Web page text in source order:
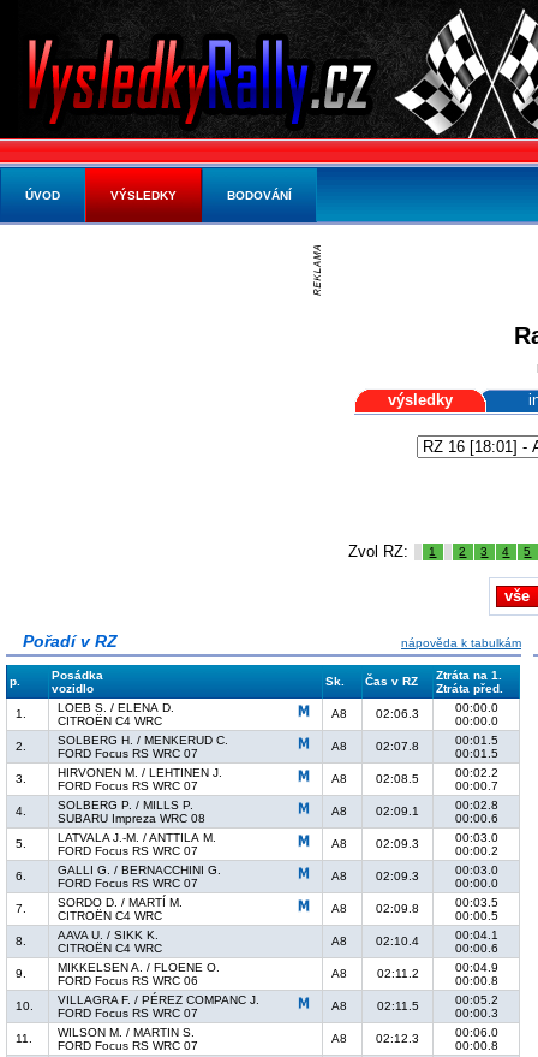
výsledky
Zvol RZ: 1 2 3 4 5
vše
Pořadí v RZ nápověda k tabulkám
p.
Posádka
vozidlo
Sk. Čas v RZ
Ztráta na 1.
Ztráta před.
1.
LOEB S. / ELENA D.
CITROËN C4 WRC
A8 02:06.3
00:00.0
00:00.0
2.
SOLBERG H. / MENKERUD C.
FORD Focus RS WRC 07
A8 02:07.8
00:01.5
00:01.5
3.
HIRVONEN M. / LEHTINEN J.
FORD Focus RS WRC 07
A8 02:08.5
00:02.2
00:00.7
4.
SOLBERG P. / MILLS P.
SUBARU Impreza WRC 08
A8 02:09.1
00:02.8
00:00.6
5.
LATVALA J.-M. / ANTTILA M.
FORD Focus RS WRC 07
A8 02:09.3
00:03.0
00:00.2
6.
GALLI G. / BERNACCHINI G.
FORD Focus RS WRC 07
A8 02:09.3
00:03.0
00:00.0
7.
SORDO D. / MARTÍ M.
CITROËN C4 WRC
A8 02:09.8
00:03.5
00:00.5
8.
AAVA U. / SIKK K.
CITROËN C4 WRC
A8 02:10.4
00:04.1
00:00.6
9.
MIKKELSEN A. / FLOENE O.
FORD Focus RS WRC 06
A8 02:11.2
00:04.9
00:00.8
10.
VILLAGRA F. / PÉREZ COMPANC J.
FORD Focus RS WRC 07
A8 02:11.5
00:05.2
00:00.3
11.
WILSON M. / MARTIN S.
FORD Focus RS WRC 07
A8 02:12.3
00:06.0
00:00.8
ÚVOD VÝSLEDKY BODOVÁNÍ